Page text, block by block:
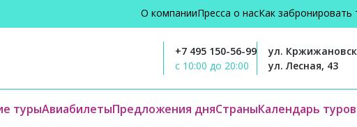
О компанииПресса о насКак забронировать
+7 495 150-56-99
с 10:00 до 20:00
ул.
ул. Лесная, 43
турыАвиабилетыПредложения дняСтраныКалендарь туров